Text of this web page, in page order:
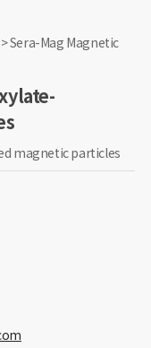
Sera-Mag Magnetic
magnetic particles